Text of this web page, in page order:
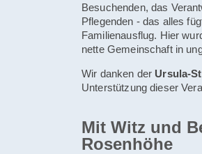
Besuchenden, das
Pflegenden - das alles
Familienausflug. Hier
nette Gemeinschaft in
Wir danken der Ursula-
Unterstützung dieser
Mit Witz und
Rosenhöhe